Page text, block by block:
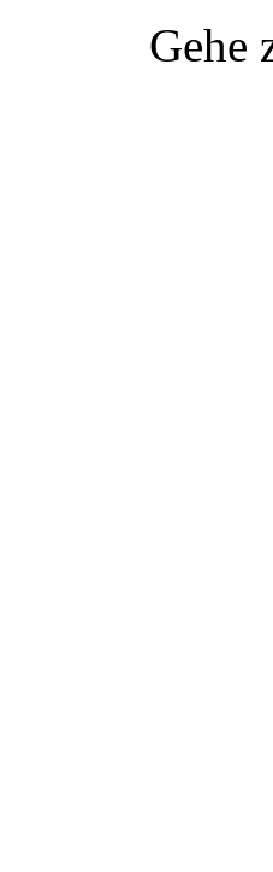
Gehe